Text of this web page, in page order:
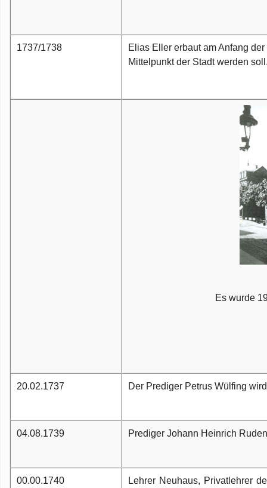
1737/1738
Elias Eller erbaut am Anfang
Mittelpunkt der Stadt werden
Es wurde
20.02.1737 Der Prediger Petrus Wülfing
04.08.1739 Prediger Johann Heinrich
00.00.1740 Lehrer Neuhaus, Privatlehrer